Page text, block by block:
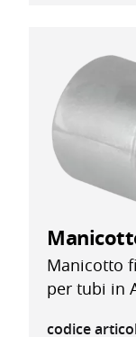
Manicotto
per tubi in
codice